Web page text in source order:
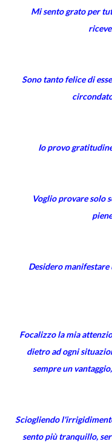
Mi sento grato per tutto quello che ho ricevuto e che sto
Sono tanto felice di essere pieno di energie, in ottima salute e
Io provo
Voglio provare solo sensazioni di benessere, prosperità,
Desidero manifestare un flusso costante di felicità, pace e
Focalizzo la mia attenzione sugli aspetti positivi della mia vita:
dietro ad ogni
sempre un
Sciogliendo l'irrigidimento e le tensioni muscolari ed emotive mi
sento più tranquillo,